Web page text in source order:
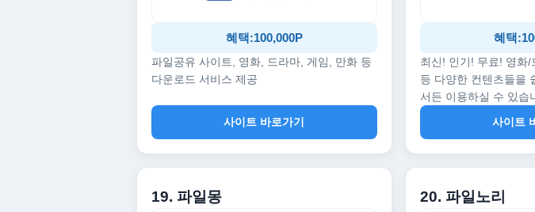
혜택:100,000P
파일공유 사이트, 영화, 드라마, 게임, 만화 등
다운로드 서비스 제공
사이트 바로가기
혜택
최신! 인기! 무료! 영화
등 다양한 컨텐츠들을
서든 이용하실 수 있습
사이트
19. 파일몽 20. 파일노리